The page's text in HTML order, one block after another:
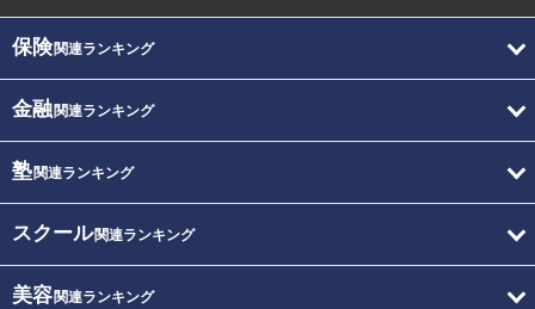
保険関連ランキング
金融関連ランキング
塾関連ランキング
スクール関連ランキング
美容関連ランキング